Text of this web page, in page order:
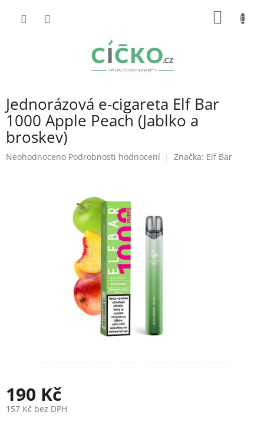
Jednorázová e-cigareta Elf Bar
1000 Apple Peach (Jablko a
broskev)
Průměrné
Neohodnoceno Podrobnosti hodnocení Značka: Elf Bar
190 Kč
157 Kč bez DPH